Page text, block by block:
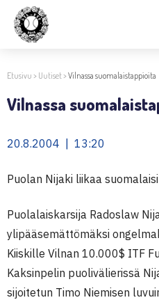
Etusivu > Uutiset>Vilnassa suomalaistappioita
Vilnassa
20.8.2004 | 13:20
Puolan Nijaki liikaa
Puolalaiskarsija Radoslaw
ylipääsemättömäksi
Kiiskille Vilnan 10.000$ ITF
Kaksinpelin puolivälierissä
sijoitetun Timo Niemisen